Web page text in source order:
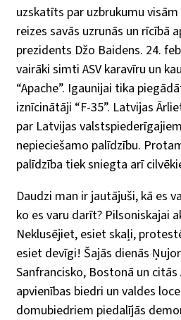
uzskatīts par uzbrukumu
reizes savās uzrunās un rīcībā
prezidents Džo Baidens. 24.
vairāki simti ASV karavīru un
“Apache”. Igaunijai tika
iznīcinātāji “F-35”. Latvijas
par Latvijas
nepieciešamo palīdzību.
palīdzība tiek sniegta arī
Daudzi man ir jautājuši, kā es
ko es varu darīt? Pilsoniskajai
Neklusējiet, esiet skaļi,
esiet devīgi! Šajās dienās
Sanfrancisko, Bostonā un citās
apvienības biedri un valdes
domubiedriem piedalījās